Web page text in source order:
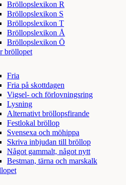
Bröllopslexikon R
Bröllopslexikon S
Bröllopslexikon T
Bröllopslexikon Å
Bröllopslexikon Ö
bröllopet
Fria
Fria på skottdagen
Vigsel- och förlovningsring
Lysning
Alternativt bröllopsfirande
Festlokal bröllop
Svensexa och möhippa
Skriva inbjudan till bröllop
Något gammalt, något nytt
Bestman, tärna och marskalk